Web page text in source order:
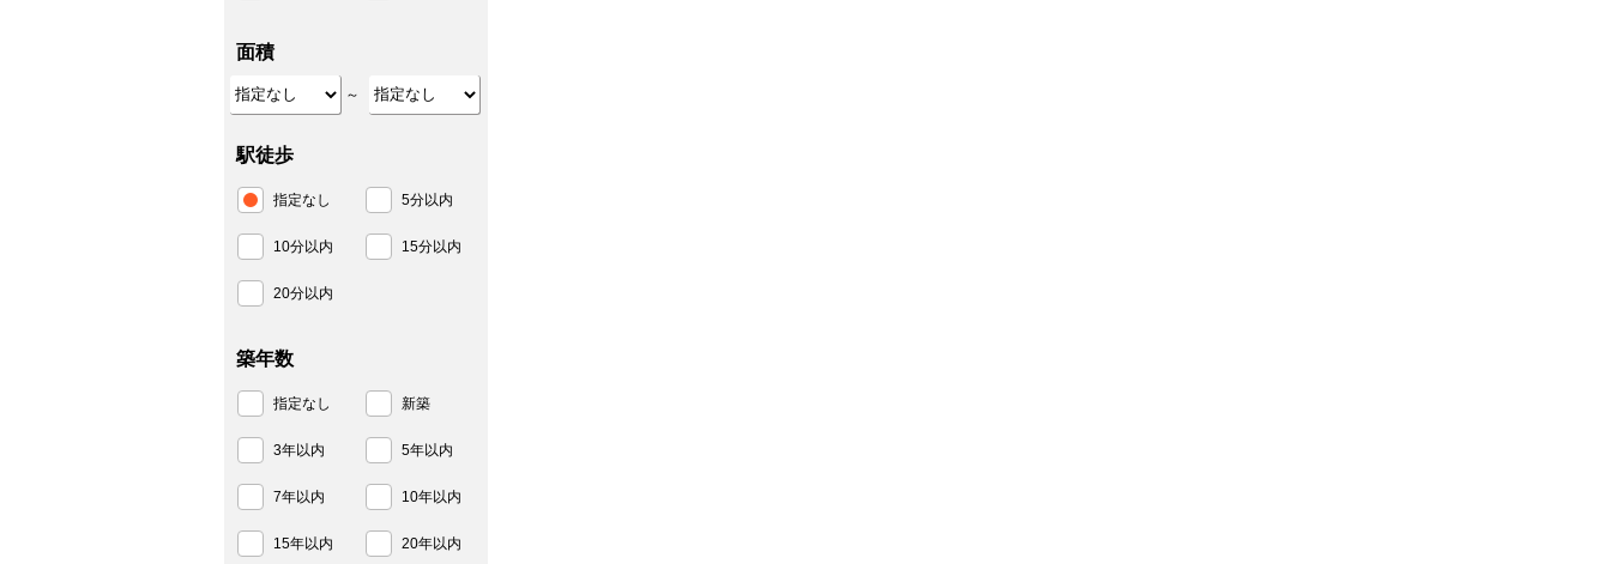
面積
～
駅徒歩
指定なし 5分以内
10分以内 15分以内
20分以内
築年数
指定なし 新築
3年以内 5年以内
7年以内 10年以内
15年以内 20年以内